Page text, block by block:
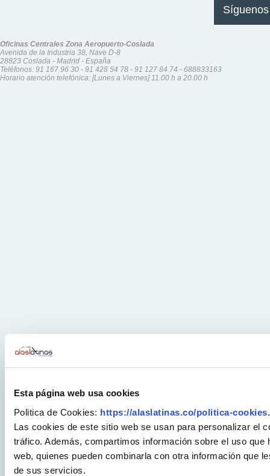
Esta página web usa cookies
Politica de Cookies: https://alaslatinas.co/politica-
Las cookies de este sitio web se usan para personalizar el
tráfico. Además, compartimos información sobre el uso
web, quienes pueden combinarla con otra información que
de sus servicios.
Oficinas Centrales Zona Aeropuerto-Coslada
Avenida de la Industria 38, Nave D-8
28823 Coslada - Madrid - España
Teléfonos: 91 167 96 30 - 91 428 54 78 - 91 127 84 74 - 688833163
Horario atención telefónica: [Lunes a Viernes] 11.00 h a 20.00 h